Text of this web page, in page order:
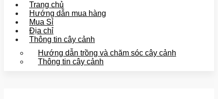
Trang chủ
Hướng dẫn mua hàng
Mua Sỉ
Địa chỉ
Thông tin cây cảnh
Hướng dẫn trồng và chăm sóc cây cảnh
Thông tin cây cảnh